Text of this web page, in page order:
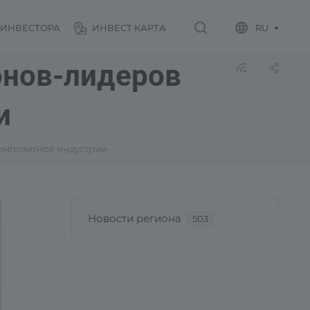
ИНВЕСТОРА ИНВЕСТ КАРТА RU
лидеров
индустрии
Новости региона 503